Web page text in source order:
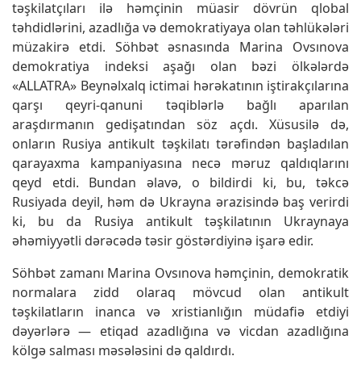
təşkilatçıları ilə həmçinin müasir dövrün qlobal
təhdidlərini, azadlığa və demokratiyaya olan təhlükələri
müzakirə etdi. Söhbət əsnasında Marina Ovsınova
demokratiya indeksi aşağı olan bəzi ölkələrdə
«ALLATRA» Beynəlxalq ictimai hərəkatının iştirakçılarına
qarşı qeyri-qanuni təqiblərlə bağlı aparılan
araşdırmanın gedişatından söz açdı. Xüsusilə də,
onların Rusiya antikult təşkilatı tərəfindən başladılan
qarayaxma kampaniyasına necə məruz qaldıqlarını
qeyd etdi. Bundan əlavə, o bildirdi ki, bu, təkcə
Rusiyada deyil, həm də Ukrayna ərazisində baş verirdi
ki, bu da Rusiya antikult təşkilatının Ukraynaya
əhəmiyyətli dərəcədə təsir göstərdiyinə işarə edir.
Söhbət zamanı Marina Ovsınova həmçinin, demokratik
normalara zidd olaraq mövcud olan antikult
təşkilatların inanca və xristianlığın müdafiə etdiyi
dəyərlərə — etiqad azadlığına və vicdan azadlığına
kölgə salması məsələsini də qaldırdı.